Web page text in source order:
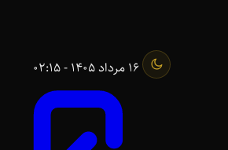
16 مرداد 1405 - 02:15